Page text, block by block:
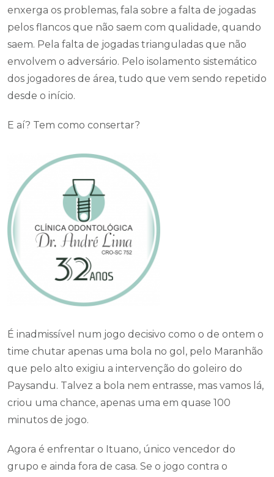
enxerga os problemas, fala sobre a falta de jogadas
pelos flancos que não saem com qualidade, quando
saem. Pela falta de jogadas trianguladas que não
envolvem o adversário. Pelo isolamento sistemático
dos jogadores de área, tudo que vem sendo repetido
desde o início.
E aí? Tem como consertar?
É inadmissível num jogo decisivo como o de ontem o
time chutar apenas uma bola no gol, pelo Maranhão
que pelo alto exigiu a intervenção do goleiro do
Paysandu. Talvez a bola nem entrasse, mas vamos lá,
criou uma chance, apenas uma em quase 100
minutos de jogo.
Agora é enfrentar o Ituano, único vencedor do
grupo e ainda fora de casa. Se o jogo contra o